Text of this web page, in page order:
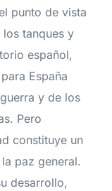
punto de vista
tanques y
español,
España
y de los
Pero
constituye un
paz general.
desarrollo,